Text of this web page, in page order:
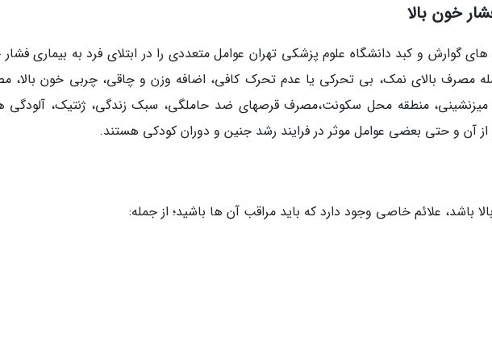
خون بالا
گوارش و کبد دانشگاه علوم پزشکی تهران عوامل متعددی را در ابتلای فرد به بیماری
مصرف بالای نمک، بی تحرکی یا عدم تحرک کافی، اضافه وزن و چاقی، چربی خون بالا،
میزنشینی، منطقه محل سکونت،مصرف قرصهای ضد حاملگی، سبک زندگی، ژنتیک، آلودگی
آن و حتی بعضی عوامل موثر در فرایند رشد جنین و دوران کودکی هستند.
باشد، علائم خاصی وجود دارد که باید مراقب آن ها باشید؛ از جمله: